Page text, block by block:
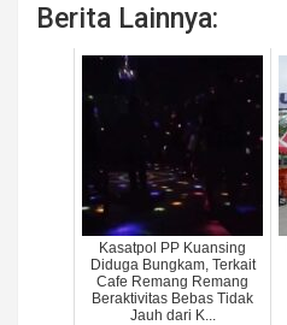
Berita Lainnya:
Kasatpol PP Kuansing
Diduga Bungkam, Terkait
Cafe Remang Remang
Beraktivitas Bebas Tidak
Jauh dari K...